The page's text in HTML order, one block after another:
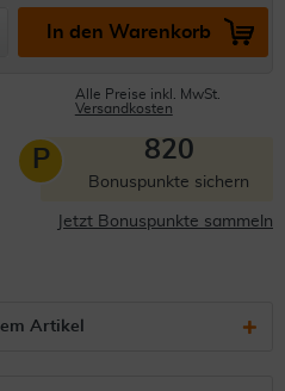
In den Warenkorb
Alle Preise inkl. MwSt.
Versandkosten
P 820
Bonuspunkte sichern
Jetzt Bonuspunkte sammeln
Artikel